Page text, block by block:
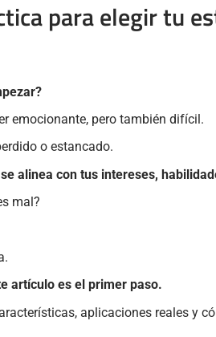
para elegir tu
emocionante, pero también difícil.
o estancado.
alinea con tus intereses,
mal?
artículo es el primer paso.
aplicaciones reales y